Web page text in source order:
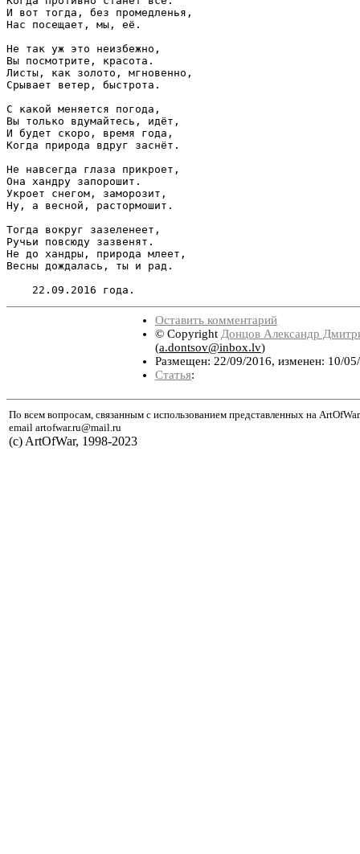
И вот тогда, без промедленья,
Нас посещает, мы, её.
Не так уж это неизбежно,
Вы посмотрите, красота.
Листы, как золото, мгновенно,
Срывает ветер, быстрота.
С какой меняется погода,
Вы только вдумайтесь, идёт,
И будет скоро, время года,
Когда природа вдруг заснёт.
Не навсегда глаза прикроет,
Она хандру запорошит.
Укроет снегом, заморозит,
Ну, а весной, растормошит.
Тогда вокруг зазеленеет,
Ручьи повсюду зазвенят.
Не до хандры, природа млеет,
Весны дождалась, ты и рад.
Оставить комментарий
© Copyright Донцов Александр
(a.dontsov@inbox.lv)
Размещен: 22/09/2016, изменен: 10/
Статья:
По всем вопросам, связанным с использованием представленных на
email artofwar.ru@mail.ru
(с) ArtOfWar, 1998-2023